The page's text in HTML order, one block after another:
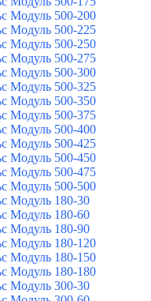
Модуль 500-200
Модуль 500-225
Модуль 500-250
Модуль 500-275
Модуль 500-300
Модуль 500-325
Модуль 500-350
Модуль 500-375
Модуль 500-400
Модуль 500-425
Модуль 500-450
Модуль 500-475
Модуль 500-500
Модуль 180-30
Модуль 180-60
Модуль 180-90
Модуль 180-120
Модуль 180-150
Модуль 180-180
Модуль 300-30